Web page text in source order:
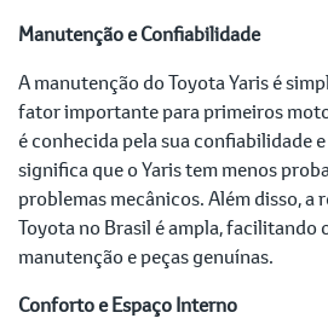
Manutenção e Confiabilidade
A manutenção do Toyota Yaris é
fator importante para primeiros
é conhecida pela sua confiabilidade
significa que o Yaris tem menos
problemas mecânicos. Além disso, a
Toyota no Brasil é ampla, facilitando
manutenção e peças genuínas.
Conforto e Espaço Interno